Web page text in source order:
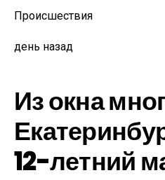
Происшествия
день назад
Из окна
12-летний